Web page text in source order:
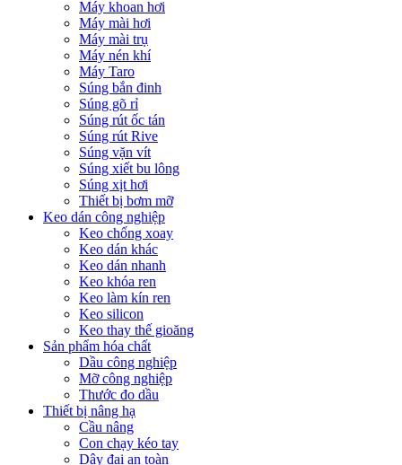
Máy khoan hơi
Máy mài hơi
Máy mài trụ
Máy nén khí
Máy Taro
Súng bắn đinh
Súng gõ rỉ
Súng rút ốc tán
Súng rút Rive
Súng vặn vít
Súng xiết bu lông
Súng xịt hơi
Thiết bị bơm mỡ
Keo dán công nghiệp
Keo chống xoay
Keo dán khác
Keo dán nhanh
Keo khóa ren
Keo làm kín ren
Keo silicon
Keo thay thế gioăng
Sản phẩm hóa chất
Dầu công nghiệp
Mỡ công nghiệp
Thước đo dầu
Thiết bị nâng hạ
Cầu nâng
Con chạy kéo tay
Dây đai an toàn